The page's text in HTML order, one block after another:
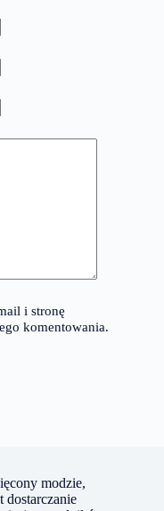
i stronę
komentowania.
modzie,
dostarczanie